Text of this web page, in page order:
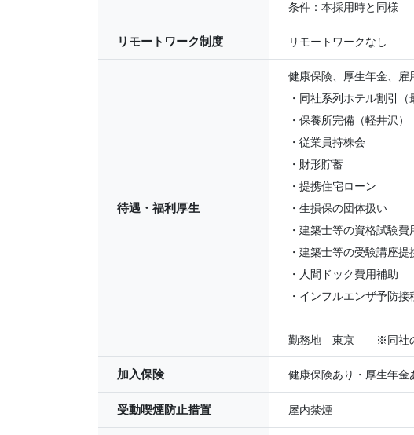
条件：本採用時と同様
リモートワーク制度 リモートワークなし
待遇・福利厚生
健康保険、厚生年金、雇
・同社系列ホテル割引（
・保養所完備（軽井沢）
・従業員持株会
・財形貯蓄
・提携住宅ローン
・生損保の団体扱い
・建築士等の資格試験
・建築士等の受験講座提
・人間ドック費用補助
・インフルエンザ予防接
勤務地 東京 ※同社の管
加入保険 健康保険あり・厚生年金
受動喫煙防止措置 屋内禁煙